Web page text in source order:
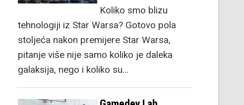
Koliko smo blizu
tehnologiji iz Star Warsa? Gotovo pola
stoljeća nakon premijere Star Warsa,
pitanje više nije samo koliko je daleka
galaksija, nego i koliko su…